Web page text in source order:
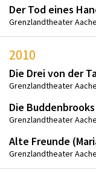
Der Tod eines
Grenzlandtheater
2010
Die Drei von der
Grenzlandtheater
Die
Grenzlandtheater
Alte Freunde
Grenzlandtheater